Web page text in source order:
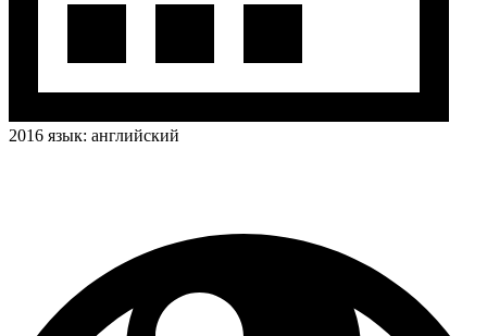
2016 язык: английский